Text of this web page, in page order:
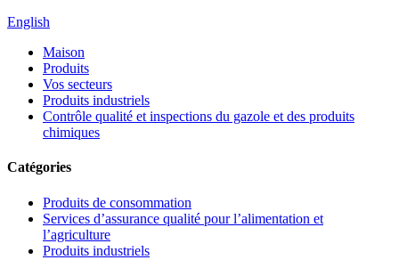
English
Maison
Produits
Vos secteurs
Produits industriels
Contrôle qualité et inspections du gazole et des produits
chimiques
Catégories
Produits de consommation
Services d’assurance qualité pour l’alimentation et
l’agriculture
Produits industriels